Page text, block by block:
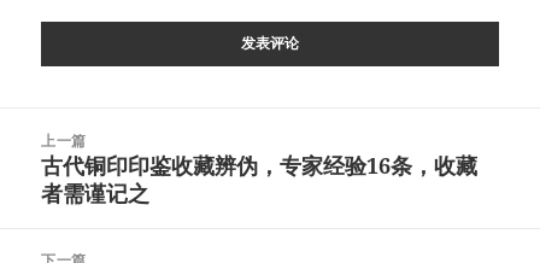
上一篇
上
篇
章：
古代铜印印鉴收藏辨伪，专家经验16条，收藏
者需谨记之